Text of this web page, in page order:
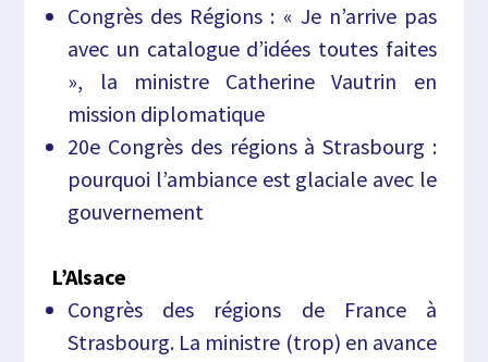
Congrès des Régions : « Je n’arrive pas
avec un catalogue d’idées toutes faites
», la ministre Catherine Vautrin en
mission diplomatique
20e Congrès des régions à Strasbourg :
pourquoi l’ambiance est glaciale avec le
gouvernement
L’Alsace
Congrès des régions de France à
Strasbourg. La ministre (trop) en avance